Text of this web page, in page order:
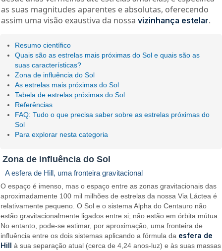
as suas magnitudes aparentes e absolutas, oferecendo
assim uma visão exaustiva da nossa vizinhança estelar.
Resumo científico
Quais são as estrelas mais próximas do Sol e quais são as
suas características?
Zona de influência do Sol
As estrelas mais próximas do Sol
Tabela de estrelas próximas do Sol
Referências
FAQ: Tudo o que precisa saber sobre as estrelas próximas do
Sol
Para explorar nesta categoria
Zona de influência do Sol
A esfera de Hill, uma fronteira gravitacional
O espaço é imenso, mas o espaço entre as zonas gravitacionais das
aproximadamente 100 mil milhões de estrelas da nossa Via Láctea é
relativamente pequeno. O Sol e o sistema Alpha do Centauro não
estão gravitacionalmente ligados entre si; não estão em órbita mútua.
No entanto, pode-se estimar, por aproximação, uma fronteira de
influência entre os dois sistemas aplicando a fórmula da esfera de
Hill à sua separação atual (cerca de 4,24 anos-luz) e às suas massas